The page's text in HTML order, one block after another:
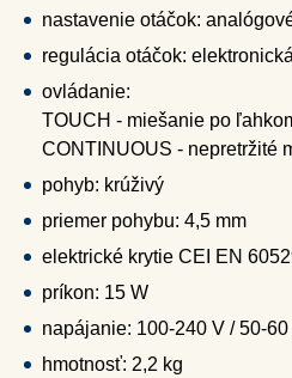
nastavenie otáčok:
regulácia otáčok: elektronická
ovládanie:
TOUCH - miešanie po
CONTINUOUS - nepretržité
pohyb: krúživý
priemer pohybu: 4,5 mm
elektrické krytie CEI EN
príkon: 15 W
napájanie: 100-240 V / 50-60
hmotnosť: 2,2 kg